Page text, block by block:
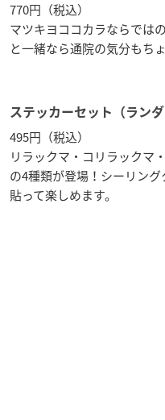
770円（税込）
マツキヨココカラならでは
と一緒なら通院の気分もち
ステッカーセット（ランダ
495円（税込）
リラックマ・コリラックマ
の4種類が登場！シーリン
貼って楽しめます。